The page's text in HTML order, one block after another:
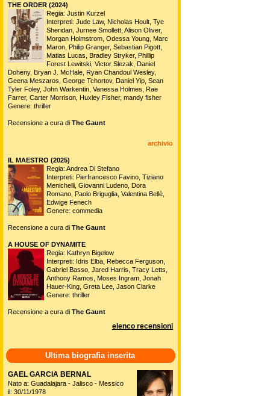
THE ORDER (2024)
Regia: Justin Kurzel
Interpreti: Jude Law, Nicholas Hoult, Tye
Sheridan, Jurnee Smollett, Alison Oliver,
Morgan Holmstrom, Odessa Young, Marc
Maron, Philip Granger, Sebastian Pigott,
Matias Lucas, Bradley Stryker, Phillip
Forest Lewitski, Victor Slezak, Daniel
Doheny, Bryan J. McHale, Ryan Chandoul Wesley,
Geena Meszaros, George Tchortov, Daniel Yip, Sean
Tyler Foley, John Warkentin, Vanessa Holmes, Rae
Farrer, Carter Morrison, Huxley Fisher, mandy fisher
Genere: thriller
Recensione a cura di The Gaunt
archivio
IL MAESTRO (2025)
Regia: Andrea Di Stefano
Interpreti: Pierfrancesco Favino, Tiziano
Menichelli, Giovanni Ludeno, Dora
Romano, Paolo Briguglia, Valentina Bellè,
Edwige Fenech
Genere: commedia
Recensione a cura di The Gaunt
A HOUSE OF DYNAMITE
Regia: Kathryn Bigelow
Interpreti: Idris Elba, Rebecca Ferguson,
Gabriel Basso, Jared Harris, Tracy Letts,
Anthony Ramos, Moses Ingram, Jonah
Hauer-King, Greta Lee, Jason Clarke
Genere: thriller
Recensione a cura di The Gaunt
elenco recensioni
Ultima biografia inserita
GAEL GARCIA BERNAL
Nato a: Guadalajara - Jalisco - Messico
il: 30/11/1978